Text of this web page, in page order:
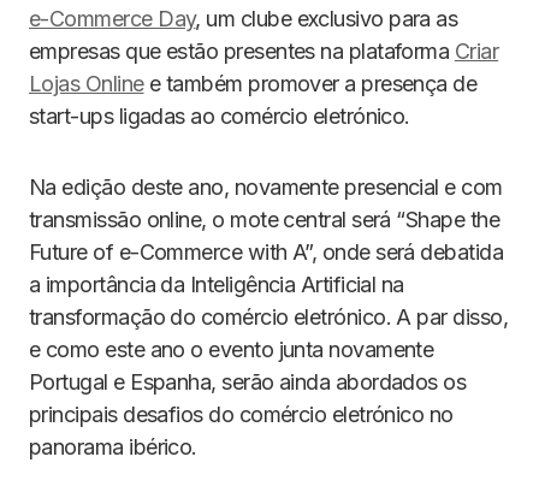
e-Commerce Day, um clube exclusivo para as
empresas que estão presentes na plataforma Criar
Lojas Onlinee também promover a presença de
start-ups ligadas ao comércio eletrónico.
Na edição deste ano, novamente presencial e com
transmissão online, o mote central será “Shape the
Future of e-Commerce with A”, onde será debatida
a importância da Inteligência Artificial na
transformação do comércio eletrónico. A par disso,
e como este ano o evento junta novamente
Portugal e Espanha, serão ainda abordados os
principais desafios do comércio eletrónico no
panorama ibérico.